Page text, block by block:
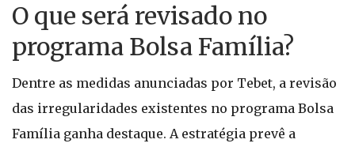
O que será revisado no
programa Bolsa Família?
Dentre as medidas anunciadas por Tebet, a revisão
das irregularidades existentes no programa Bolsa
Família ganha destaque. A estratégia prevê a